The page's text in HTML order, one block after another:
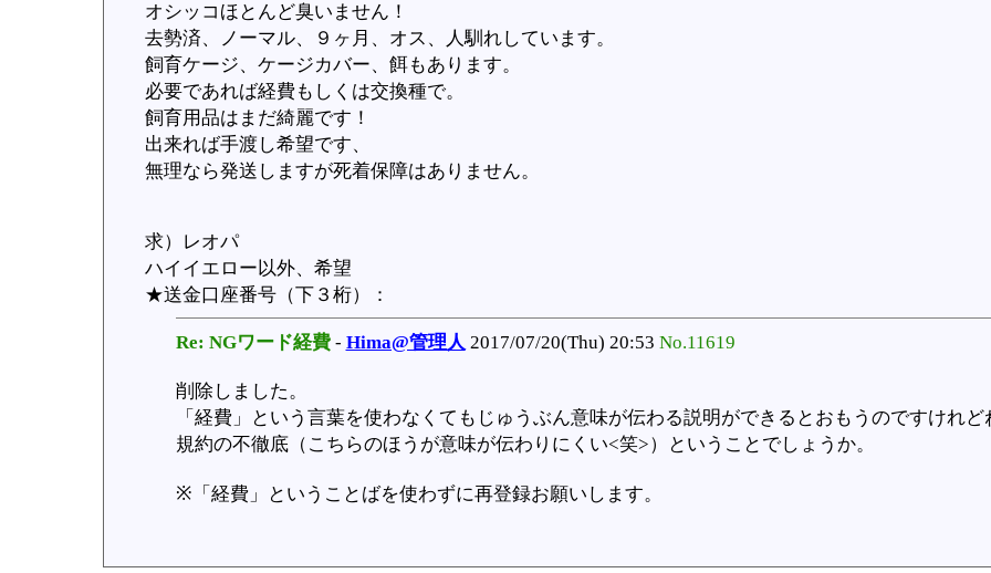
オシッコほとんど臭いません！
去勢済、ノーマル、９ヶ月、オス、人馴れしています。
飼育ケージ、ケージカバー、餌もあります。
必要であれば経費もしくは交換種で。
飼育用品はまだ綺麗です！
出来れば手渡し希望です、
無理なら発送しますが死着保障はありません。
求）レオパ
ハイイエロー以外、希望
★送金口座番号（下３桁）：
Re: NGワード経費- Hima@管理人 2017/07/20(Thu) 20:53 No.11619
削除しました。
「経費」という言葉を使わなくてもじゅうぶん意味が伝わる説明ができるとおもうのですけれど
規約の不徹底（こちらのほうが意味が伝わりにくい<笑>）ということでしょうか。
※「経費」ということばを使わずに再登録お願いします。